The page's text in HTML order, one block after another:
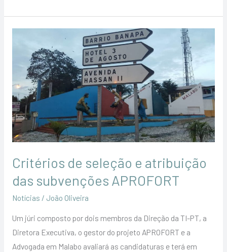
Critérios de seleção e atribuição
das subvenções APROFORT
Notícias / João Oliveira
Um júri composto por dois membros da Direção da TI-PT, a
Diretora Executiva, o gestor do projeto APROFORT e a
Advogada em Malabo avaliará as candidaturas e terá em
seleção
atribuição
das
subvenções
APROFORT